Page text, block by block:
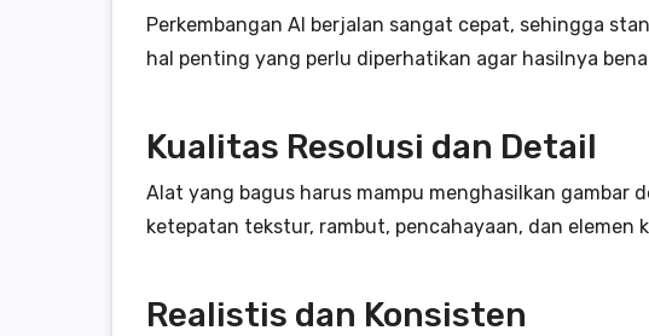
Perkembangan AI berjalan sangat cepat, sehingga
hal penting yang perlu diperhatikan agar hasilnya
Kualitas Resolusi dan Detail
Alat yang bagus harus mampu menghasilkan gambar
ketepatan tekstur, rambut, pencahayaan, dan
Realistis dan Konsisten